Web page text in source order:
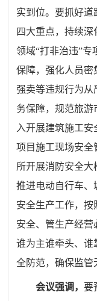
实到位。要抓好道
四大重点，持续
领域“打非治违”
保障，强化人员密
强卖等违规行为从
务保障，规范旅游
入开展建筑施工
项目施工现场安全
所开展消防安全大
推进电动自行车、
安全生产工作，按
安全、管生产经营
谁为主谁牵头、谁
全防范，确保监管
会议强调，要